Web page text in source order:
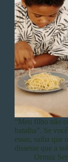
“Meu filho não
batalha”. Se
essas, saiba que
dissesse que a
Ormuz